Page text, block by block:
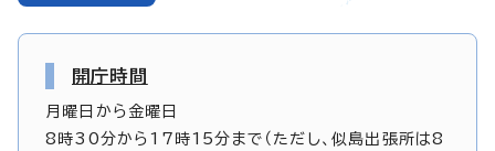
開庁時間
月曜日から金曜日
8時30分から17時15分まで（ただし、似島出張所は8